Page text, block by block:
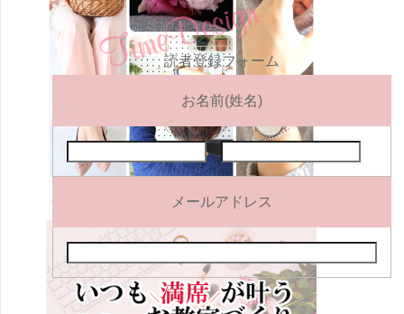
読者登録フォーム
お名前(姓名)
メールアドレス